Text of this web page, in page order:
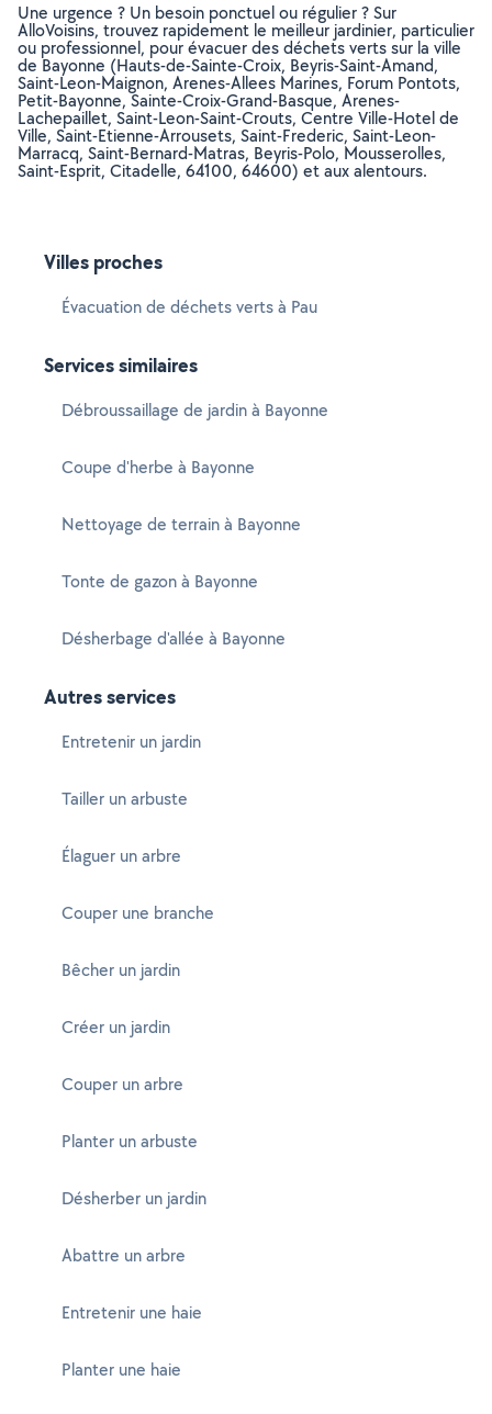
Une urgence ? Un besoin ponctuel ou régulier ? Sur
AlloVoisins, trouvez rapidement le meilleur jardinier, particulier
ou professionnel, pour évacuer des déchets verts sur la ville
de Bayonne (Hauts-de-Sainte-Croix, Beyris-Saint-Amand,
Saint-Leon-Maignon, Arenes-Allees Marines, Forum Pontots,
Petit-Bayonne, Sainte-Croix-Grand-Basque, Arenes-
Lachepaillet, Saint-Leon-Saint-Crouts, Centre Ville-Hotel de
Ville, Saint-Etienne-Arrousets, Saint-Frederic, Saint-Leon-
Marracq, Saint-Bernard-Matras, Beyris-Polo, Mousserolles,
Saint-Esprit, Citadelle, 64100, 64600) et aux alentours.
Villes proches
Évacuation de déchets verts à Pau
Services similaires
Débroussaillage de jardin à Bayonne
Coupe d'herbe à Bayonne
Nettoyage de terrain à Bayonne
Tonte de gazon à Bayonne
Désherbage d'allée à Bayonne
Autres services
Entretenir un jardin
Tailler un arbuste
Élaguer un arbre
Couper une branche
Bêcher un jardin
Créer un jardin
Couper un arbre
Planter un arbuste
Désherber un jardin
Abattre un arbre
Entretenir une haie
Planter une haie